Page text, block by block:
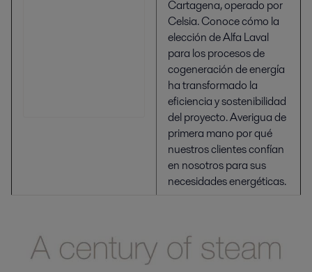
Cartagena, operado por
Celsia. Conoce cómo la
elección de Alfa Laval
para los procesos de
cogeneración de energía
ha transformado la
eficiencia y sostenibilidad
del proyecto. Averigua de
primera mano por qué
nuestros clientes confían
en nosotros para sus
necesidades energéticas.